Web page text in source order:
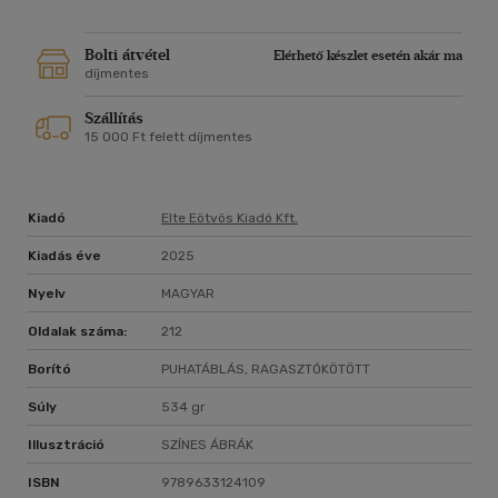
A nem elvégzendő kísérletekhez QR-kódok alatt,
videófelvételek segítségével juthatunk hozzá. A kísérletek
található a könyvben.
Sok sikert kívánnak,
a Szerzők
A Szerzők az ELTE TTK Kémiai Intézetének munkatársai
Dr. Kiss Edina - mesteroktató, kémia-matematika szakos
középiskolai tanár
Dr. Láng Emma - mesteroktató, vegyész, kémiatanár
Dr. Molnár István - mesteroktató, gyógyszerész, kémiatanár
Bolti átvétel
Elérhető készlet esetén akár ma
díjmentes
Szállítás
15 000 Ft felett díjmentes
Kiadó Elte Eötvös Kiadó Kft.
Kiadás éve 2025
Nyelv MAGYAR
Oldalak száma: 212
Borító PUHATÁBLÁS, RAGASZTÓKÖTÖTT
Súly 534 gr
Illusztráció SZÍNES ÁBRÁK
ISBN 9789633124109